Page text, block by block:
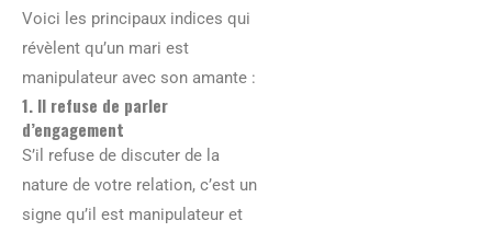
Voici les principaux indices qui
révèlent qu’un mari est
manipulateur avec son amante :
1. Il refuse de parler
d’engagement
S’il refuse de discuter de la
nature de votre relation, c’est un
signe qu’il est manipulateur et